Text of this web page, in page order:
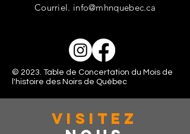
Courriel. info@mhnquebec.ca
© 2023. Table de Concertation du Mois de
l'histoire des Noirs de Québec
VISITez